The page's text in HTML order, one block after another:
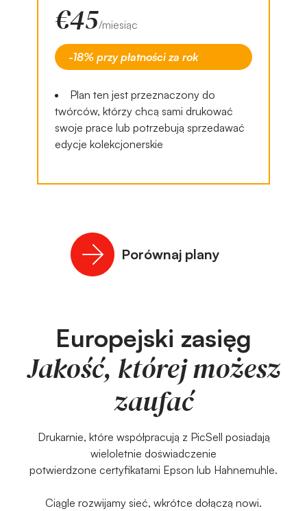
€45/miesiąc
-18% przy płatności za rok
Plan ten jest przeznaczony do
twórców, którzy chcą sami drukować
swoje prace lub potrzebują sprzedawać
edycje kolekcjonerskie
Porównaj plany
Europejski zasięg
Jakość, której możesz
zaufać
Drukarnie, które współpracują z PicSell posiadają
wieloletnie doświadczenie
potwierdzone certyfikatami Epson lub Hahnemuhle.
Ciągle rozwijamy sieć, wkrótce dołączą nowi.